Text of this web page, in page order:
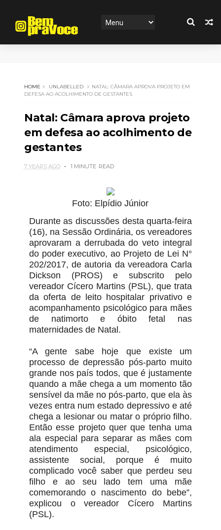
HOME UNLABELLED
NATAL: CÂMARA APROVA PROJETO EM
DEFESA AO ACOLHIMENTO DE GESTANTES
Natal: Câmara aprova projeto
em defesa ao acolhimento de
gestantes
7 YEARS AGO 1 MINUTE READ
Foto: Elpídio Júnior
Durante as discussões desta quarta-feira
(16), na Sessão Ordinária, os vereadores
aprovaram a derrubada do veto integral
do poder executivo, ao Projeto de Lei N°
202/2017, de autoria da vereadora Carla
Dickson (PROS) e subscrito pelo
vereador Cícero Martins (PSL), que trata
da oferta de leito hospitalar privativo e
acompanhamento psicológico para mães
de natimorto e óbito fetal nas
maternidades de Natal.
“A gente sabe hoje que existe um
processo de depressão pós-parto muito
grande nos país todos, que é justamente
quando a mãe chega a um momento tão
sensível da mãe no pós-parto, que ela às
vezes entra num estado depressivo e até
chega a lesionar ou matar o próprio filho.
Então esse projeto quer que tenha uma
ala especial para separar as mães com
atendimento especial, psicológico,
assistente social, porque é muito
complicado você saber que perdeu seu
filho e ao seu lado tem uma mãe
comemorando o nascimento do bebe”,
explicou o vereador Cícero Martins
(PSL).